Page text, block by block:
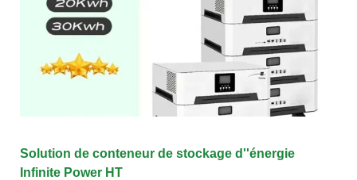
Solution de conteneur de stockage d''énergie
Infinite Power HT